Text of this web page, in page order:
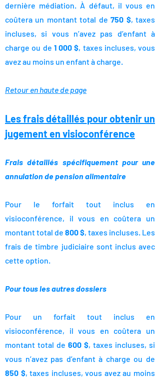
dernière médiation. À défaut, il vous en
coûtera un montant total de750 $, taxes
incluses, si vous n’avez pas d’enfant à
charge ou de 1 000 $, taxes incluses, vous
avez au moins un enfant à charge.
Retour en haute de page
Les frais détaillés pour obtenir un
jugement en visioconférence
Frais détaillés spécifiquement pour une
annulation de pension alimentaire
Pour le forfait tout inclus en
visioconférence, il vous en coûtera un
montant total de 800 $, taxes incluses. Les
frais de timbre judiciaire sont inclus avec
cette option.
Pour tous les autres dossiers
Pour un forfait tout inclus en
visioconférence, il vous en coûtera un
montant total de 600 $, taxes incluses, si
vous n’avez pas d’enfant à charge ou de
850 $, taxes incluses, vous avez au moins